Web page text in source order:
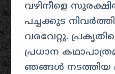
വഴിനീളെ
പച്ചക്കുട
വരവേറ്റു.
പ്രധാന
ഞങ്ങൾ